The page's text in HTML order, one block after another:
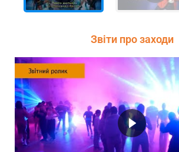
Звіти про заходи